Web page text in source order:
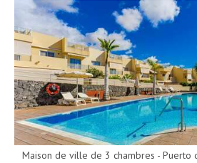
Maison de ville de 3 chambres - Puerto